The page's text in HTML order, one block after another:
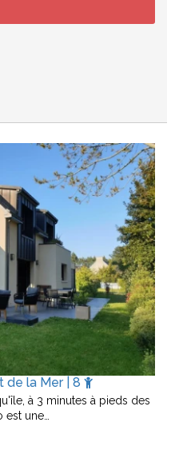
de la Mer | 8
à 3 minutes à pieds des
une…